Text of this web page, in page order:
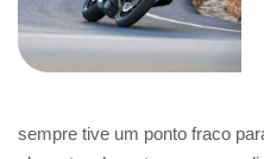
sempre tive um ponto fraco